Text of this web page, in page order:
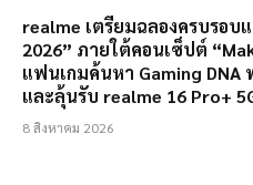
realme เตรียมฉลองครบรอบ
2026” ภายใต้คอนเซ็ปต์
แฟนเกมค้นหา Gaming DNA
และลุ้นรับ realme 16 Pro+
8 สิงหาคม 2026